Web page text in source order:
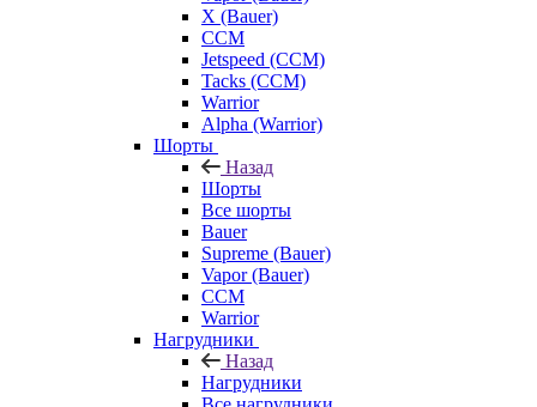
X (Bauer)
CCM
Jetspeed (CCM)
Tacks (CCM)
Warrior
Alpha (Warrior)
Шорты
Назад
Шорты
Все шорты
Bauer
Supreme (Bauer)
Vapor (Bauer)
CCM
Warrior
Нагрудники
Назад
Нагрудники